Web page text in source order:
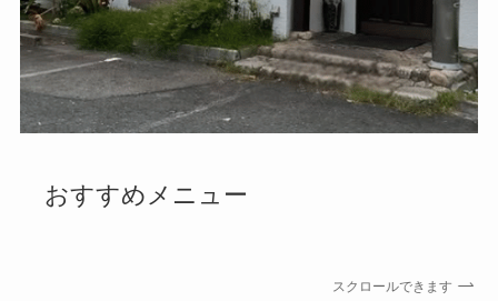
おすすめメニュー
スクロールできます